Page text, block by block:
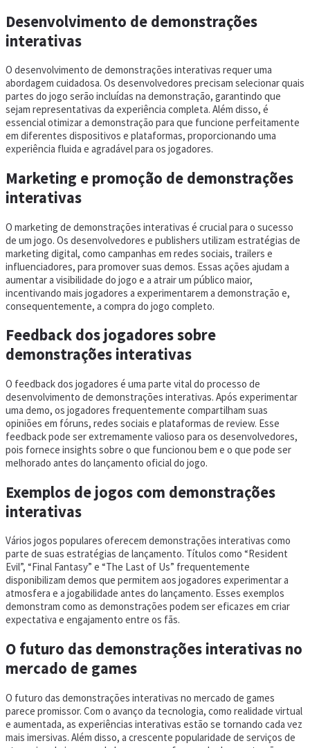
Desenvolvimento de demonstrações
interativas
O desenvolvimento de demonstrações interativas requer uma
abordagem cuidadosa. Os desenvolvedores precisam selecionar quais
partes do jogo serão incluídas na demonstração, garantindo que
sejam representativas da experiência completa. Além disso, é
essencial otimizar a demonstração para que funcione perfeitamente
em diferentes dispositivos e plataformas, proporcionando uma
experiência fluida e agradável para os jogadores.
Marketing e promoção de demonstrações
interativas
O marketing de demonstrações interativas é crucial para o sucesso
de um jogo. Os desenvolvedores e publishers utilizam estratégias de
marketing digital, como campanhas em redes sociais, trailers e
influenciadores, para promover suas demos. Essas ações ajudam a
aumentar a visibilidade do jogo e a atrair um público maior,
incentivando mais jogadores a experimentarem a demonstração e,
consequentemente, a compra do jogo completo.
Feedback dos jogadores sobre
demonstrações interativas
O feedback dos jogadores é uma parte vital do processo de
desenvolvimento de demonstrações interativas. Após experimentar
uma demo, os jogadores frequentemente compartilham suas
opiniões em fóruns, redes sociais e plataformas de review. Esse
feedback pode ser extremamente valioso para os desenvolvedores,
pois fornece insights sobre o que funcionou bem e o que pode ser
melhorado antes do lançamento oficial do jogo.
Exemplos de jogos com demonstrações
interativas
Vários jogos populares oferecem demonstrações interativas como
parte de suas estratégias de lançamento. Títulos como “Resident
Evil”, “Final Fantasy” e “The Last of Us” frequentemente
disponibilizam demos que permitem aos jogadores experimentar a
atmosfera e a jogabilidade antes do lançamento. Esses exemplos
demonstram como as demonstrações podem ser eficazes em criar
expectativa e engajamento entre os fãs.
O futuro das demonstrações interativas no
mercado de games
O futuro das demonstrações interativas no mercado de games
parece promissor. Com o avanço da tecnologia, como realidade virtual
e aumentada, as experiências interativas estão se tornando cada vez
mais imersivas. Além disso, a crescente popularidade de serviços de